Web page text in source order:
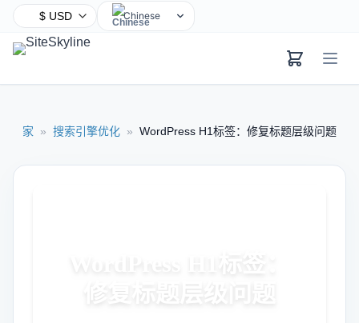
Chinese
French
家 » 搜索引擎优化 » WordPress H1标签：修复标题层级问题
WordPress H1标签：
修复标题层级问题